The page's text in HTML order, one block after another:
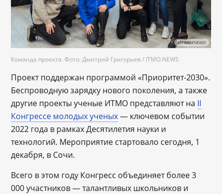
Команда проекта. Фото: Дмитрий Григорьев / ITMO.NEWS
Проект поддержан программой «Приоритет-2030».
Беспроводную зарядку нового поколения, а также
другие проекты ученые ИТМО представляют на II
Конгрессе молодых ученых― ключевом событии
2022 года в рамках Десятилетия науки и
технологий. Мероприятие стартовало сегодня, 1
декабря, в Сочи.
Всего в этом году Конгресс объединяет более 3
000 участников ― талантливых школьников и